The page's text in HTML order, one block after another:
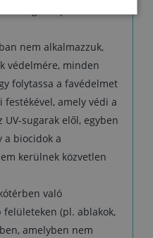
nem alkalmazzuk,
védelmére, minden
folytassa a favédelmet
amely védi a
sugarak elől, egyben
a biocidok a
kerülnek közvetlen
való
felületeken (pl. ablakok,
amelyben nem